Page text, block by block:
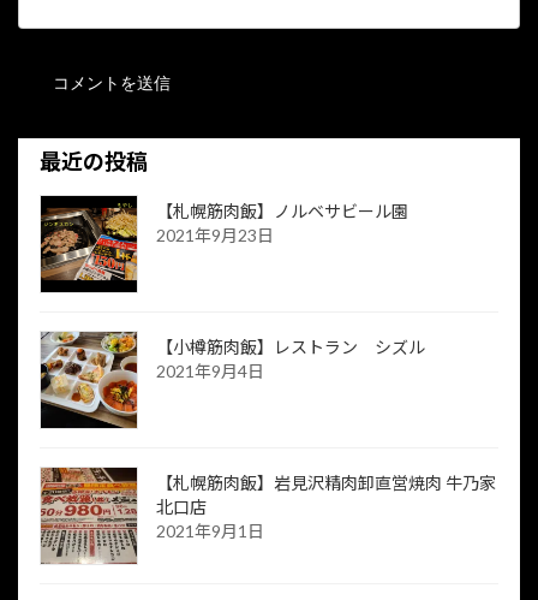
最近の投稿
【札幌筋肉飯】ノルベサビール園
2021年9月23日
【小樽筋肉飯】レストラン シズル
2021年9月4日
【札幌筋肉飯】岩見沢精肉卸直営焼肉 牛乃家
北口店
2021年9月1日